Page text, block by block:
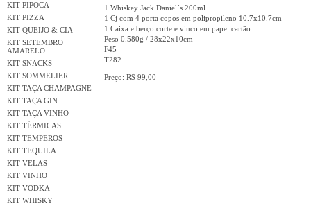
KIT PIPOCA
KIT PIZZA
KIT QUEIJO & CIA
KIT SETEMBRO
AMARELO
KIT SNACKS
KIT SOMMELIER
KIT TAÇA CHAMPAGNE
KIT TAÇA GIN
KIT TAÇA VINHO
KIT TÉRMICAS
KIT TEMPEROS
KIT TEQUILA
KIT VELAS
KIT VINHO
KIT VODKA
KIT WHISKY
1 Whiskey Jack Daniel´s 200ml
1 Cj com 4 porta copos em polipropileno 10.7x10.7cm
1 Caixa e berço corte e vinco em papel cartão
Peso 0.580g / 28x22x10cm
F45
T282
Preço: R$ 99,00